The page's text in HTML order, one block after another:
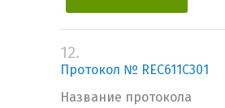
12.
Протокол № REC611C301
Название протокола